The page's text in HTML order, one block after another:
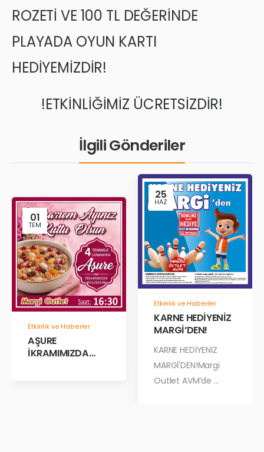
ROZETİ VE 100 TL DEĞERİNDE
PLAYADA OYUN KARTI
HEDİYEMİZDİR!
!ETKİNLİĞİMİZ ÜCRETSİZDİR!
İlgili Gönderiler
01
TEM
Etkinlik ve Haberler
AŞURE
İKRAMIMIZDA
25
HAZ
Etkinlik ve Haberler
KARNE HEDİYENİZ
MARGİ’DEN!
KARNE HEDİYENİZ
MARGİ'DEN!Margi
Outlet AVM’de ...